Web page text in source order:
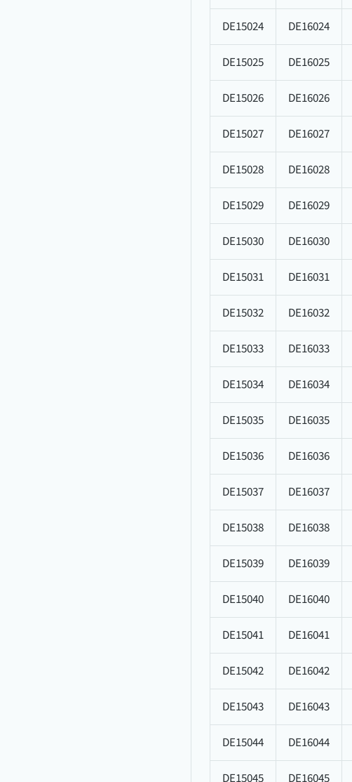
DE15024 DE16024
DE15025 DE16025
DE15026 DE16026
DE15027 DE16027
DE15028 DE16028
DE15029 DE16029
DE15030 DE16030
DE15031 DE16031
DE15032 DE16032
DE15033 DE16033
DE15034 DE16034
DE15035 DE16035
DE15036 DE16036
DE15037 DE16037
DE15038 DE16038
DE15039 DE16039
DE15040 DE16040
DE15041 DE16041
DE15042 DE16042
DE15043 DE16043
DE15044 DE16044
DE15045 DE16045